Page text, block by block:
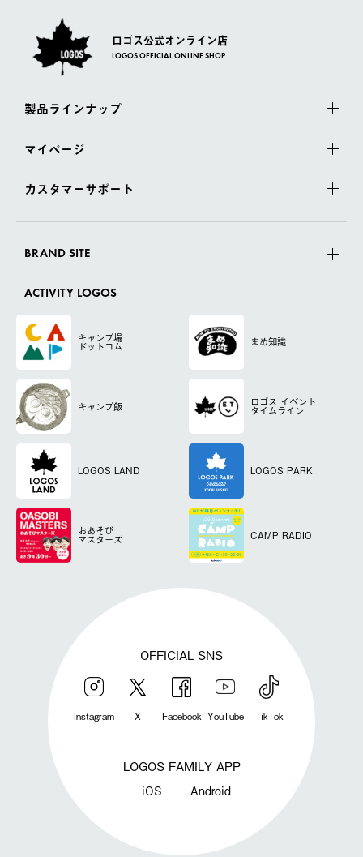
ロゴス公式オンライン店
LOGOS OFFICIAL ONLINE SHOP
製品ラインナップ
マイページ
カスタマーサポート
BRAND SITE
ACTIVITY LOGOS
キャンプ場
ドットコム まめ知識
キャンプ飯 ロゴス イベント
タイムライン
LOGOS LAND LOGOS PARK
おあそび
マスターズ CAMP RADIO
OFFICIAL SNS
Instagram X Facebook YouTube TikTok
LOGOS FAMILY APP
iOS Android